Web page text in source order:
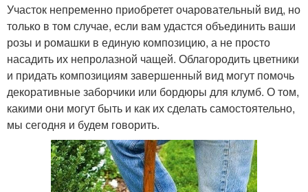
Участок непременно приобретет очаровательный вид, но
только в том случае, если вам удастся объединить ваши
розы и ромашки в единую композицию, а не просто
насадить их непролазной чащей. Облагородить цветники
и придать композициям завершенный вид могут помочь
декоративные заборчики или бордюры для клумб. О том,
какими они могут быть и как их сделать самостоятельно,
мы сегодня и будем говорить.